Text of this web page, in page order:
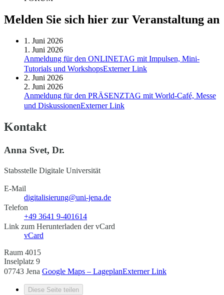
Melden Sie sich hier zur Veranstaltung an
1. Juni 2026
1. Juni 2026
Anmeldung für den ONLINETAG mit Impulsen, Mini-
Tutorials und WorkshopsExterner Link
2. Juni 2026
2. Juni 2026
Anmeldung für den PRÄSENZTAG mit World-Café, Messe
und DiskussionenExterner Link
Kontakt
Anna Svet, Dr.
Stabsstelle Digitale Universität
E-Mail
digitalisierung@uni-jena.de
Telefon
+49 3641 9-401614
Link zum Herunterladen der vCard
vCard
Raum 4015
Inselplatz 9
07743 Jena Google Maps – LageplanExterner Link
Diese Seite teilen